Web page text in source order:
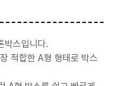
박스입니다.
적합한 A형 형태로 박스